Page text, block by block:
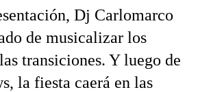
Dj Carlomarco
de musicalizar los
transiciones. Y luego de
la fiesta caerá en las